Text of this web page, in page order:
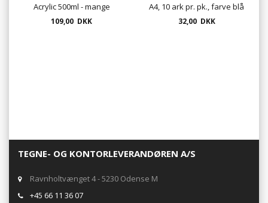
Acrylic 500ml - mange
farver
109,00 DKK
A4, 10 ark pr. pk., farve blå
32,00 DKK
TEGNE- OG KONTORLEVERANDØREN A/S
Ravnholtvænget 4 - 5230 Odense M
+45 66 11 36 07